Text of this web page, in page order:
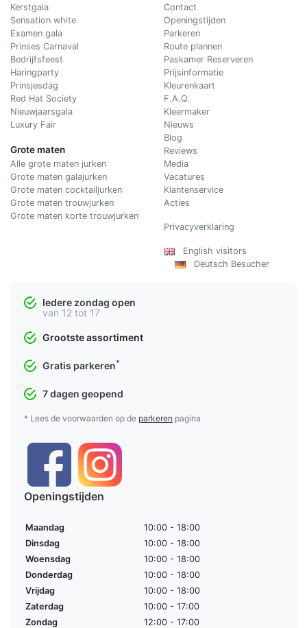
Kerstgala
Sensation white
Examen gala
Prinses Carnaval
Bedrijfsfeest
Haringparty
Prinsjesdag
Red Hat Society
Nieuwjaarsgala
Luxury Fair
Grote maten
Alle grote maten jurken
Grote maten galajurken
Grote maten cocktailjurken
Grote maten trouwjurken
Grote maten korte trouwjurken
Contact
Openingstijden
Parkeren
Route plannen
Paskamer Reserveren
Prijsinformatie
Kleurenkaart
F.A.Q.
Kleermaker
Nieuws
Blog
Reviews
Media
Vacatures
Klantenservice
Acties
Privacyverklaring
English visitors
Deutsch Besucher
Iedere zondag open
van 12 tot 17
Grootste assortiment
Gratis parkeren*
7 dagen geopend
* Lees de voorwaarden op de parkeren pagina
Openingstijden
Maandag
10:00 - 18:00
Dinsdag
10:00 - 18:00
Woensdag
10:00 - 18:00
Donderdag
10:00 - 18:00
Vrijdag
10:00 - 18:00
Zaterdag
10:00 - 17:00
Zondag
12:00 - 17:00